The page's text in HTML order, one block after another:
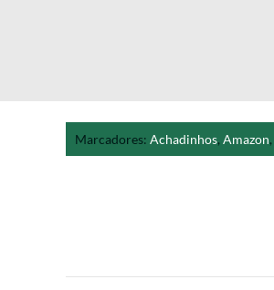
Marcadores: Achadinhos, Amazon,